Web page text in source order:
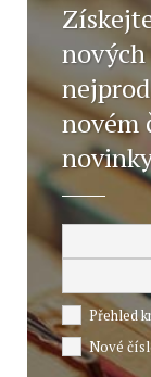
novém
Přehled
Nové